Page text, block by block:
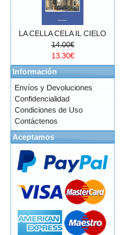
LA CELLA CELA IL CIELO
14.00€
13.30€
Información
Envíos y Devoluciones
Confidencialidad
Condiciones de Uso
Contáctenos
Aceptamos